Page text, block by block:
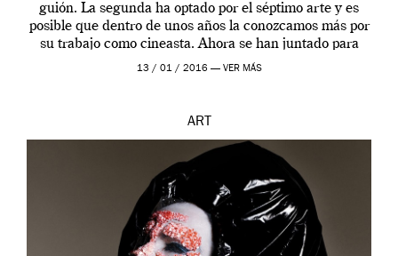
guión. La segunda ha optado por el séptimo arte y es
posible que dentro de unos años la conozcamos más por
su trabajo como cineasta. Ahora se han juntado para
contarnos una […]
13 / 01 / 2016 — VER MÁS
ART